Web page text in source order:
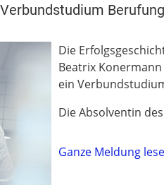
Die
Beatrix
ein
Die Absolventin
Ganze Meldung